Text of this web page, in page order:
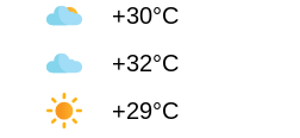
+30°C
+32°C
+29°C